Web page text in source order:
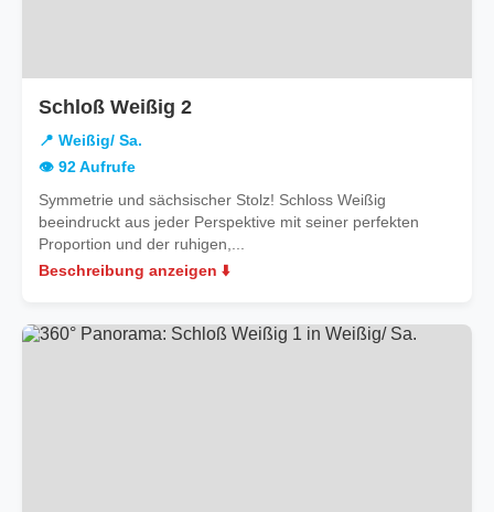
Schloß Weißig 2
📍 Weißig/ Sa.
👁️ 92 Aufrufe
Symmetrie und sächsischer Stolz! Schloss Weißig
beeindruckt aus jeder Perspektive mit seiner perfekten
Proportion und der ruhigen,...
Beschreibung anzeigen ⬇️